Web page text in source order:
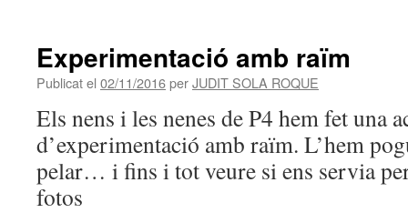
Experimentació amb raïm
Publicat el 02/11/2016perJUDIT SOLA ROQUE
Els nens i les nenes de P4 hem fet una
d’experimentació amb raïm. L’hem
pelar… i fins i tot veure si ens servia
fotos